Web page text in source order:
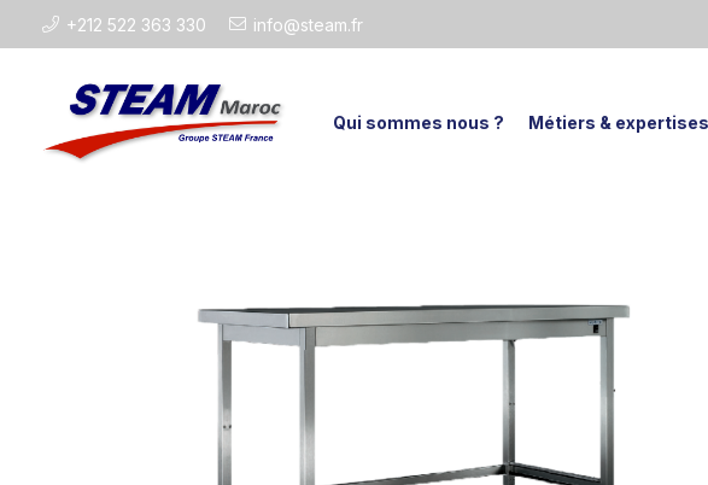
+212 522 363 330 info@steam.fr
Qui sommes nous ? Métiers & expertises